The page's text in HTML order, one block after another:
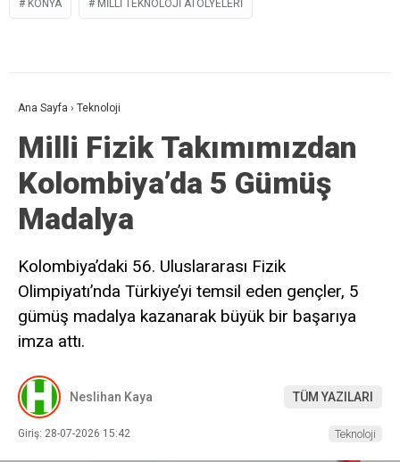
KONYA MILLI TEKNOLOJI ATÖLYELERI
Ana Sayfa › Teknoloji
Milli Fizik Takımımızdan
Kolombiya’da 5 Gümüş
Madalya
Kolombiya’daki 56. Uluslararası Fizik
Olimpiyatı’nda Türkiye’yi temsil eden gençler, 5
gümüş madalya kazanarak büyük bir başarıya
imza attı.
Neslihan Kaya TÜM YAZILARI
Giriş: 28-07-2026 15:42 Teknoloji